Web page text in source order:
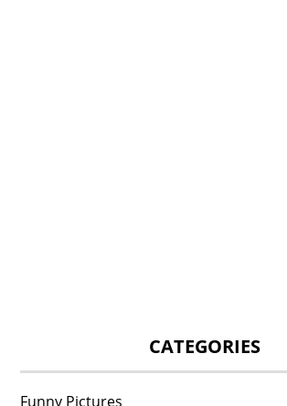
CATEGORIES
Funny Pictures